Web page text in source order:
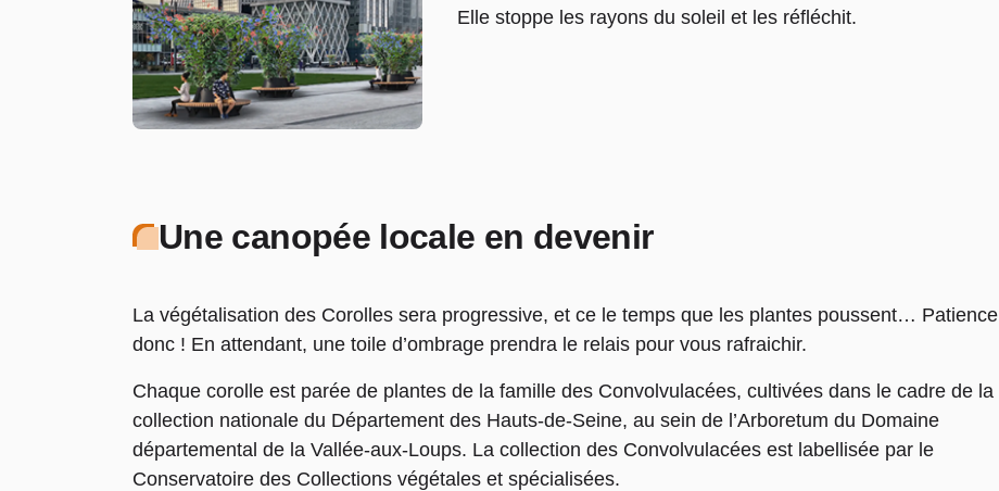
Elle stoppe les rayons du soleil et les réfléchit.
Une canopée locale en devenir
La végétalisation des Corolles sera progressive, et ce le temps que les plantes poussent… Patience
donc ! En attendant, une toile d’ombrage prendra le relais pour vous rafraichir.
Chaque corolle est parée de plantes de la famille des Convolvulacées, cultivées dans le cadre de la
collection nationale du Département des Hauts-de-Seine, au sein de l’Arboretum du Domaine
départemental de la Vallée-aux-Loups. La collection des Convolvulacées est labellisée par le
Conservatoire des Collections végétales et spécialisées.